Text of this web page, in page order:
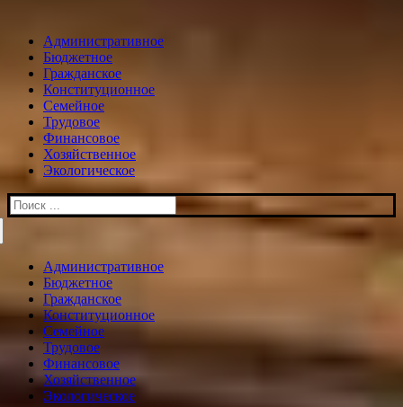
Административное
Бюджетное
Гражданское
Конституционное
Семейное
Трудовое
Финансовое
Хозяйственное
Экологическое
Искать:
Административное
Бюджетное
Гражданское
Конституционное
Семейное
Трудовое
Финансовое
Хозяйственное
Экологическое